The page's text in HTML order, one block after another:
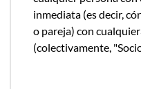
inmediata (es decir,
o pareja) con
(colectivamente,